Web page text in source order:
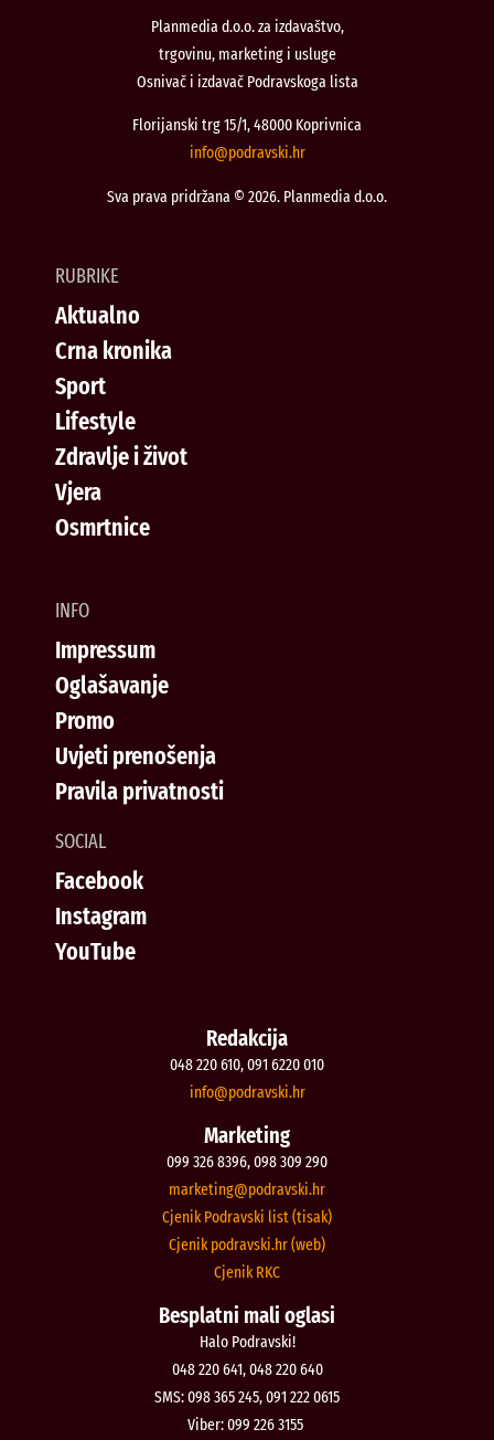
Planmedia d.o.o. za izdavaštvo,
trgovinu, marketing i usluge
Osnivač i izdavač Podravskoga lista
Florijanski trg 15/1, 48000 Koprivnica
rh.iksvardop
@ofni
Sva prava pridržana © 2026. Planmedia d.o.o.
RUBRIKE
Aktualno
Crna kronika
Sport
Lifestyle
Zdravlje i život
Vjera
Osmrtnice
INFO
Impressum
Oglašavanje
Promo
Uvjeti prenošenja
Pravila privatnosti
SOCIAL
Facebook
Instagram
YouTube
Redakcija
048 220 610, 091 6220 010
rh.iksvardop
@ofni
Marketing
099 326 8396, 098 309 290
rh.iksvardop
@gnitekram
Cjenik Podravski list (tisak)
Cjenik podravski.hr (web)
Cjenik RKC
Besplatni mali oglasi
Halo Podravski!
048 220 641, 048 220 640
SMS: 098 365 245, 091 222 0615
Viber: 099 226 3155